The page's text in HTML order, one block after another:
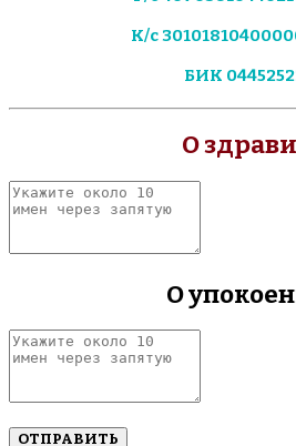
К/с
БИК
О
Укажите
около
имен
О
Укажите
около
имен
запятую